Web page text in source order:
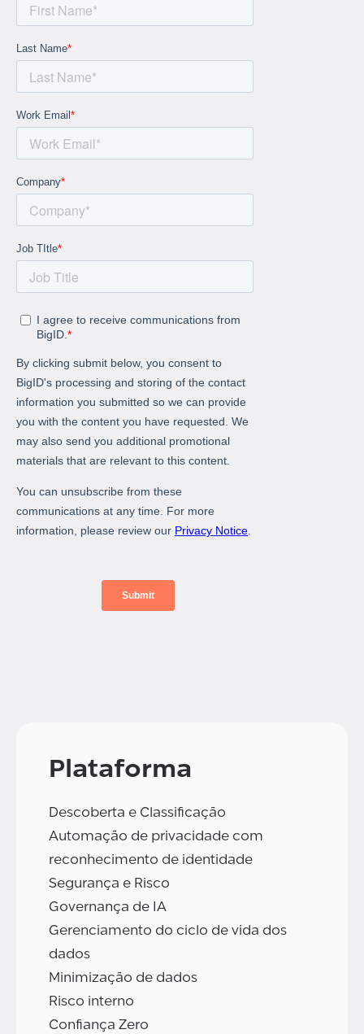
Plataforma
Descoberta e Classificação
Automação de privacidade com
reconhecimento de identidade
Segurança e Risco
Governança de IA
Gerenciamento do ciclo de vida dos
dados
Minimização de dados
Risco interno
Confiança Zero